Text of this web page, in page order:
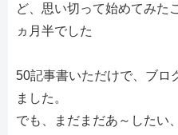
ど、思い切って始めてみた
ヵ月半でした
50記事書いただけで、ブロ
ました。
でも、まだまだあ～したい